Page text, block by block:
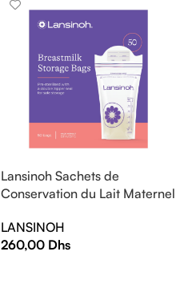
Lansinoh Sachets de
Conservation du Lait Maternel
LANSINOH
260,00 Dhs